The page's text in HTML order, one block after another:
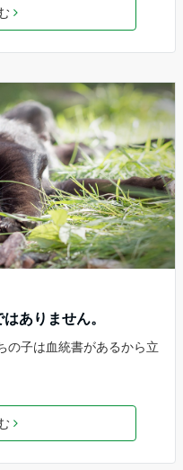
ありません。
の子は血統書があるから立